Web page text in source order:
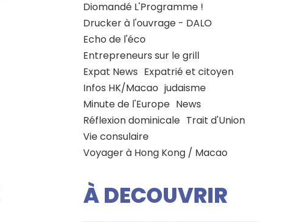
Diomandé L'Programme !
Drucker à l'ouvrage - DALO
Echo de l'éco
Entrepreneurs sur le grill
Expat News Expatrié et citoyen
Infos HK/Macao judaisme
Minute de l'Europe News
Réflexion dominicale Trait d'Union
Vie consulaire
Voyager à Hong Kong / Macao
À DECOUVRIR